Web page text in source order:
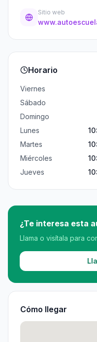
Sitio web
Horario
Viernes
Sábado
Domingo
Lunes
Martes
Miércoles
Jueves
¿Te interesa esta
Llama o visítala para
Cómo llegar